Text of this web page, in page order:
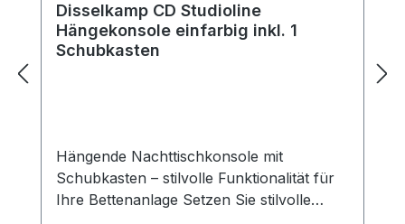
Disselkamp CD Studioline
Hängekonsole einfarbig inkl. 1
Schubkasten
Hängende Nachttischkonsole mit
Schubkasten – stilvolle Funktionalität für
Ihre Bettenanlage Setzen Sie stilvolle